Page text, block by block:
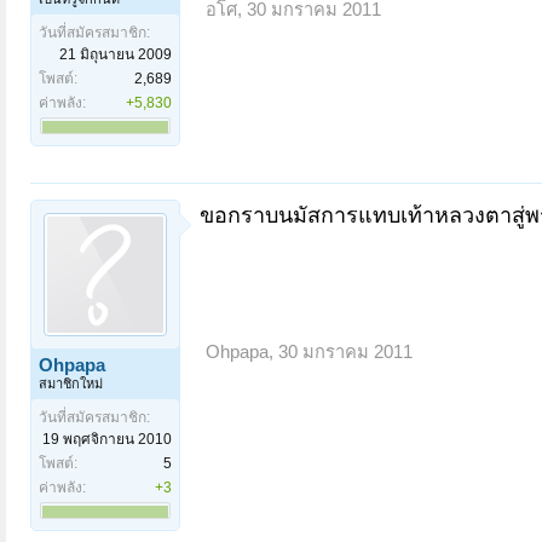
วันที่สมัครสมาชิก:
21 มิถุนายน 2009
โพสต์:
2,689
ค่าพลัง:
+5,830
อโศ, 30 มกราคม 2011
Ohpapa
สมาชิกใหม่
วันที่สมัครสมาชิก:
19 พฤศจิกายน 2010
โพสต์:
5
ค่าพลัง:
+3
ขอกราบนมัสการแทบเท้าหลวงตาสู่
Ohpapa, 30 มกราคม 2011